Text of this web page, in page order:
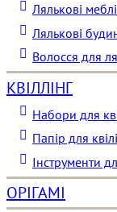
Лялькові меблі
Лялькові
Волосся для
КВІЛЛІНГ
Набори для
Папір для
Інструменти
ОРІГАМІ